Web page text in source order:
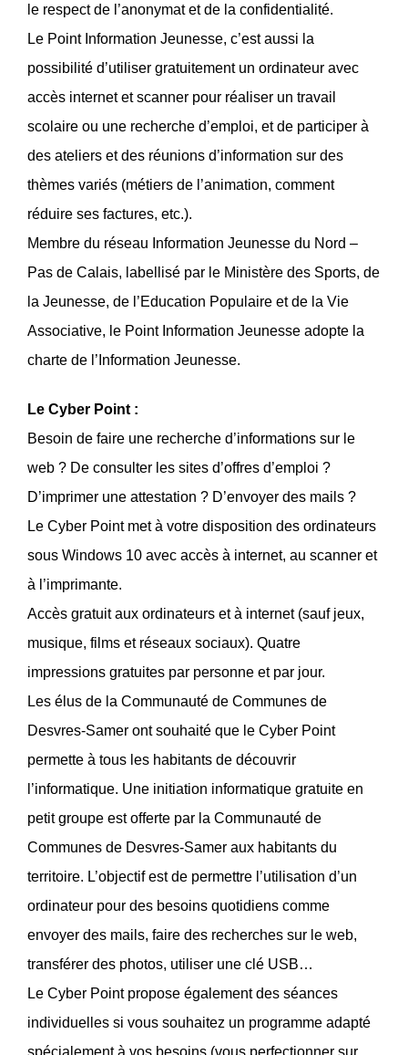
le respect de l’anonymat et de la confidentialité.
Le Point Information Jeunesse, c’est aussi la
possibilité d’utiliser gratuitement un ordinateur avec
accès internet et scanner pour réaliser un travail
scolaire ou une recherche d’emploi, et de participer à
des ateliers et des réunions d’information sur des
thèmes variés (métiers de l’animation, comment
réduire ses factures, etc.).
Membre du réseau Information Jeunesse du Nord –
Pas de Calais, labellisé par le Ministère des Sports, de
la Jeunesse, de l’Education Populaire et de la Vie
Associative, le Point Information Jeunesse adopte la
charte de l’Information Jeunesse.
Le Cyber Point :
Besoin de faire une recherche d’informations sur le
web ? De consulter les sites d’offres d’emploi ?
D’imprimer une attestation ? D’envoyer des mails ?
Le Cyber Point met à votre disposition des ordinateurs
sous Windows 10 avec accès à internet, au scanner et
à l’imprimante.
Accès gratuit aux ordinateurs et à internet (sauf jeux,
musique, films et réseaux sociaux). Quatre
impressions gratuites par personne et par jour.
Les élus de la Communauté de Communes de
Desvres-Samer ont souhaité que le Cyber Point
permette à tous les habitants de découvrir
l’informatique. Une initiation informatique gratuite en
petit groupe est offerte par la Communauté de
Communes de Desvres-Samer aux habitants du
territoire. L’objectif est de permettre l’utilisation d’un
ordinateur pour des besoins quotidiens comme
envoyer des mails, faire des recherches sur le web,
transférer des photos, utiliser une clé USB…
Le Cyber Point propose également des séances
individuelles si vous souhaitez un programme adapté
spécialement à vos besoins (vous perfectionner sur